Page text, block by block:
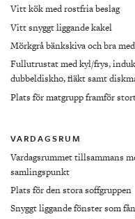
Vitt kök med rostfria beslag
Vitt snyggt liggande kakel
Mörkgrå bänkskiva och bra
Fullutrustat med kyl/frys,
dubbeldiskho, fläkt samt
Plats för matgrupp framför
VARDAGSRUM
Vardagsrummet tillsammans
samlingspunkt
Plats för den stora soffgruppen
Snyggt liggande fönster som